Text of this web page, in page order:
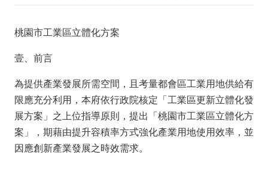
訊
中
投
資
優
勢
桃園市工業區立體化方案
壹、前言
為提供產業發展所需空間，且考量都會區工業用地供給有
限應充分利用，本府依行政院核定「工業區更新立體化發
展方案」之上位指導原則，提出「桃園市工業區立體化方
案」，期藉由提升容積率方式強化產業用地使用效率，並
因應創新產業發展之時效需求。